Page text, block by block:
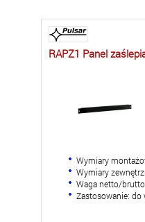
RAPZ1 Panel
Wymiary
Wymiary
Waga netto/
Zastosowanie: do